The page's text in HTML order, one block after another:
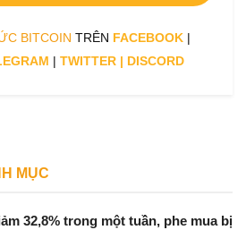
BITCOIN TRÊN FACEBOOK |
| TWITTER | DISCORD
MỤC
32,8% trong một tuần, phe mua bị